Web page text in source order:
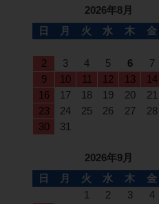
2026年8月
日
月 火 水 木 金
2
3 4 5 6 7
9
10 11 12 13 14
16
17 18 19 20 21
23
24 25 26 27 28
30
31
2026年9月
日
月 火 水 木 金
1
2 3 4